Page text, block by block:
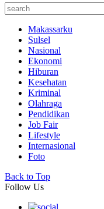
Makassarku
Sulsel
Nasional
Ekonomi
Hiburan
Kesehatan
Kriminal
Olahraga
Pendidikan
Job Fair
Lifestyle
Internasional
Foto
Back to Top
Follow Us